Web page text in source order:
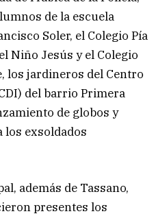
de la escuela
Soler, el Colegio Pía
Niño Jesús y el Colegio
los jardineros del Centro
del barrio Primera
de globos y
los exsoldados
además de Tassano,
presentes los